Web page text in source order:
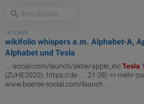
15.12.2025
wikifolio whispers a.m. Alphabet-A,
Alphabet und Tesla
... -social.com/launch/aktie/apple_incTesla
(ZUHE2020): https://de ... . 21:38) >> mehr
www.boerse-social.com/launch ...